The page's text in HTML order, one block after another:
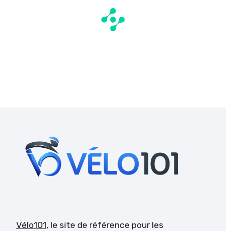
Vélo101, le site de référence pour les